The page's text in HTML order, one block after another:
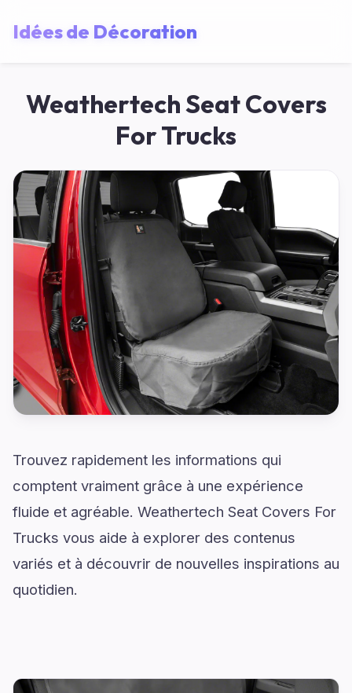
Idées de Décoration
Weathertech Seat Covers
For Trucks
Trouvez rapidement les informations qui
comptent vraiment grâce à une expérience
fluide et agréable. Weathertech Seat Covers For
Trucks vous aide à explorer des contenus
variés et à découvrir de nouvelles inspirations au
quotidien.